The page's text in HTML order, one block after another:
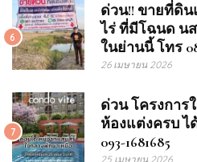
6
ด่วน!! ขายที่ดิน
ไร่ ที่มีโฉนด น
ในย่านนี้ โทร
26 เมษายน 2026
7
ด่วน โครงการใ
ห้องแต่งครบ ไ
093-1681685
25 เมษายน 2026